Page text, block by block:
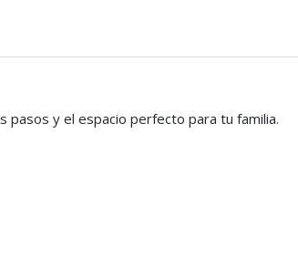
pasos y el espacio perfecto para tu familia.